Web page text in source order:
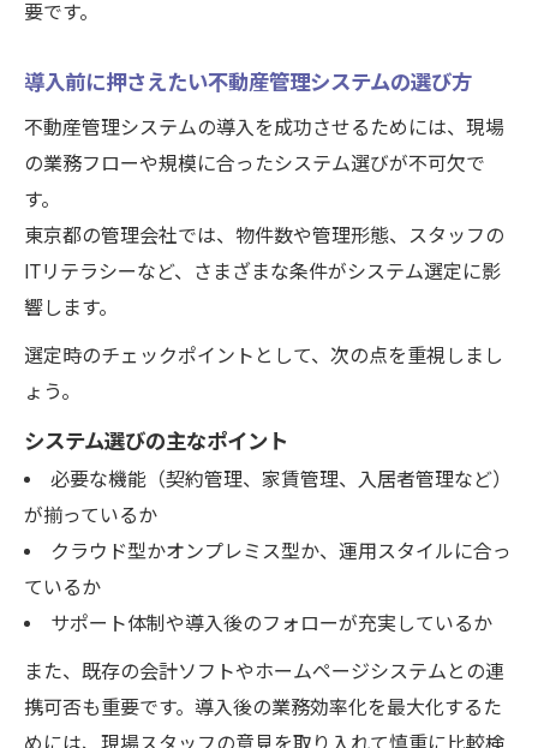
要です。
導入前に押さえたい不動産管理システムの選び方
不動産管理システムの導入を成功させるためには、現場
の業務フローや規模に合ったシステム選びが不可欠で
す。
東京都の管理会社では、物件数や管理形態、スタッフの
ITリテラシーなど、さまざまな条件がシステム選定に影
響します。
選定時のチェックポイントとして、次の点を重視しまし
ょう。
システム選びの主なポイント
必要な機能（契約管理、家賃管理、入居者管理など）
が揃っているか
クラウド型かオンプレミス型か、運用スタイルに合っ
ているか
サポート体制や導入後のフォローが充実しているか
また、既存の会計ソフトやホームページシステムとの連
携可否も重要です。導入後の業務効率化を最大化するた